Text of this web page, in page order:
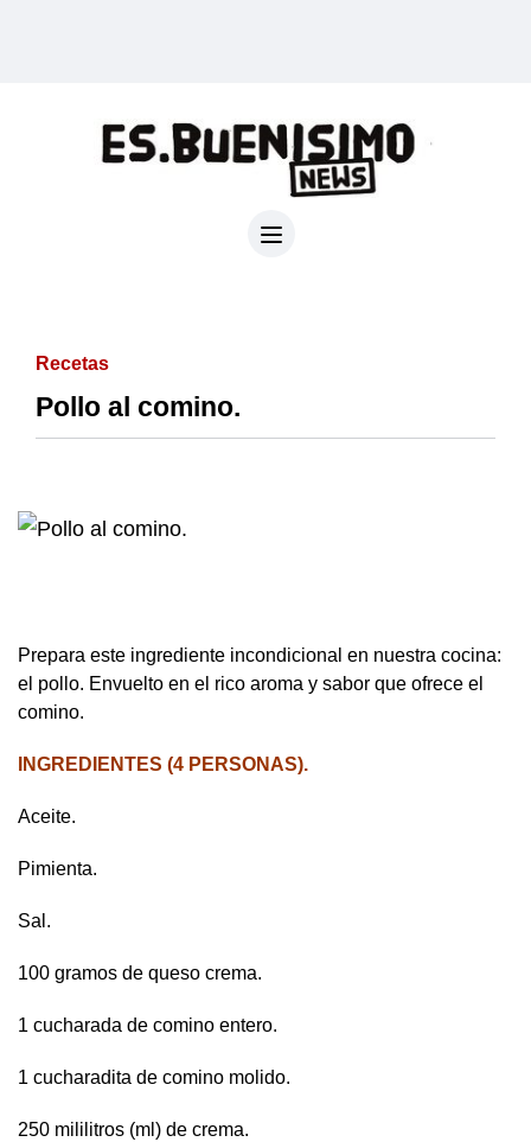
Recetas
Pollo al comino.
Prepara este ingrediente incondicional en nuestra cocina:
el pollo. Envuelto en el rico aroma y sabor que ofrece el
comino.
INGREDIENTES (4 PERSONAS).
Aceite.
Pimienta.
Sal.
100 gramos de queso crema.
1 cucharada de comino entero.
1 cucharadita de comino molido.
250 mililitros (ml) de crema.